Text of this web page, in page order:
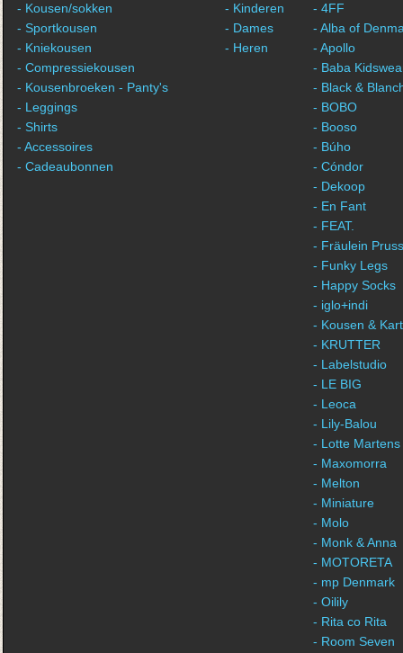
- Kousen/sokken
- Sportkousen
- Kniekousen
- Compressiekousen
- Kousenbroeken - Panty's
- Leggings
- Shirts
- Accessoires
- Cadeaubonnen
- Kinderen
- Dames
- Heren
- 4FF
- Alba of
- Apollo
- Baba
- Black &
- BOBO
- Booso
- Búho
- Cóndor
- Dekoop
- En Fant
- FEAT.
- Fräulein
- Funky Legs
- Happy Socks
- iglo+indi
- Kousen &
- KRUTTER
- Labelstudio
- LE BIG
- Leoca
- Lily-Balou
- Lotte Martens
- Maxomorra
- Melton
- Miniature
- Molo
- Monk & Anna
- MOTORETA
- mp Denmark
- Oilily
- Rita co Rita
- Room Seven